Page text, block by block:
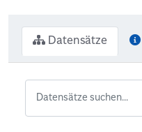
Datensätze